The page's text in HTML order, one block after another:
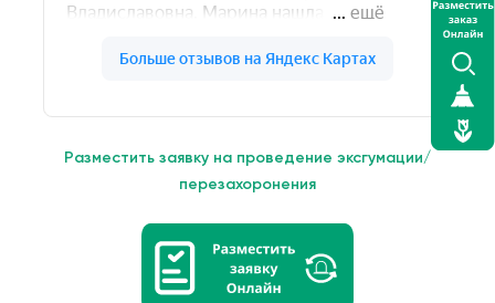
Разместить заявку на проведение эксгумации/
перезахоронения